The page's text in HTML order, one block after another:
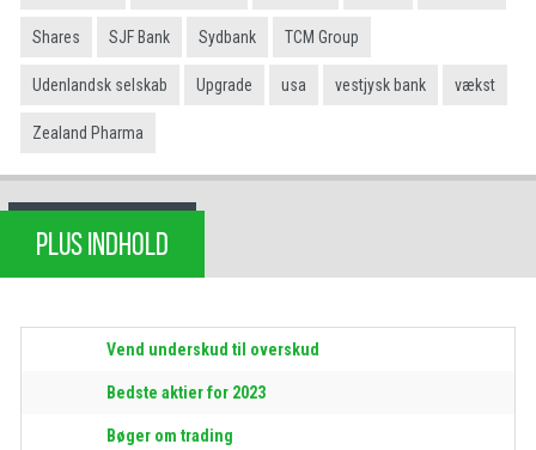
Shares SJF Bank Sydbank TCM Group
Udenlandsk selskab Upgrade usa vestjysk bank vækst
Zealand Pharma
PLUS INDHOLD
Vend underskud til overskud
Bedste aktier for 2023
Bøger om trading